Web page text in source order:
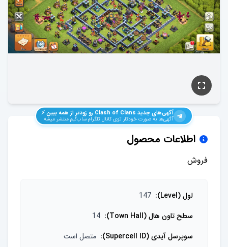
آگهی‌های جدید Clash of Clans رو زودتر از همه ببین ⚡️
آگهی‌ها به صورت خودکار توی کانال تلگرام ساب‌گیم منتشر میشه
اطلاعات محصول
فروش
لول (Level) :
147
سطح تاون هال (Town Hall)
:
14
سوپرسل آیدی (Supercell ID)
: متصل است